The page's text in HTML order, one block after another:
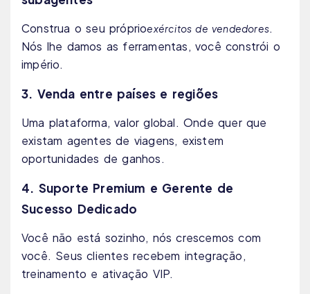
Construa o seu próprioexércitos de vendedores.
Nós lhe damos as ferramentas, você constrói o
império.
3. Venda entre países e regiões
Uma plataforma, valor global. Onde quer que
existam agentes de viagens, existem
oportunidades de ganhos.
4. Suporte Premium e Gerente de
Sucesso Dedicado
Você não está sozinho, nós crescemos com
você. Seus clientes recebem integração,
treinamento e ativação VIP.